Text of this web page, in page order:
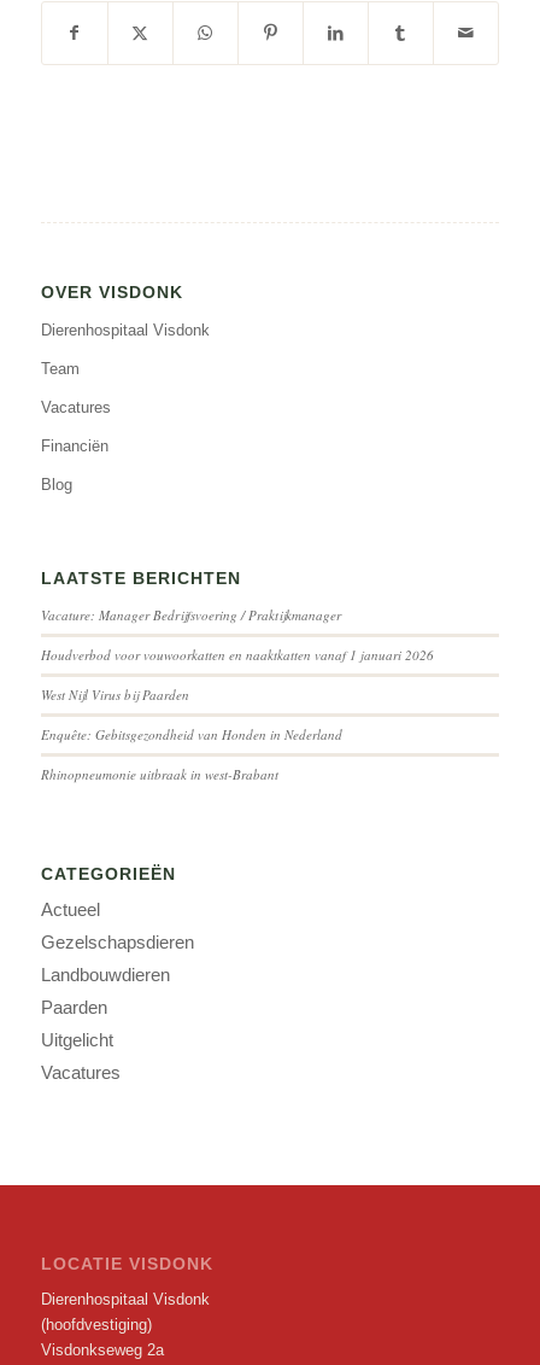
OVER VISDONK
Dierenhospitaal Visdonk
Team
Vacatures
Financiën
Blog
LAATSTE BERICHTEN
Vacature: Manager Bedrijfsvoering / Praktijkmanager
Houdverbod voor vouwoorkatten en naaktkatten vanaf 1 januari 2026
West Nijl Virus bij Paarden
Enquête: Gebitsgezondheid van Honden in Nederland
Rhinopneumonie uitbraak in west-Brabant
CATEGORIEËN
Actueel
Gezelschapsdieren
Landbouwdieren
Paarden
Uitgelicht
Vacatures
LOCATIE VISDONK
Dierenhospitaal Visdonk
(hoofdvestiging)
Visdonkseweg 2a